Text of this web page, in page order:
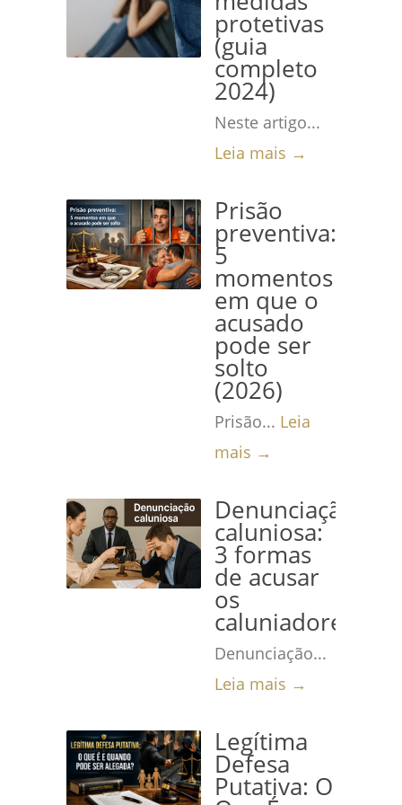
protetivas
(guia
completo
2024)
Neste artigo...
Leia mais →
Prisão
preventiva:
5
momentos
em que o
acusado
pode ser
solto
(2026)
Prisão... Leia
mais →
Denunciação
caluniosa:
3 formas
de acusar
os
caluniadores
Denunciação...
Leia mais →
Legítima
Defesa
Putativa: O